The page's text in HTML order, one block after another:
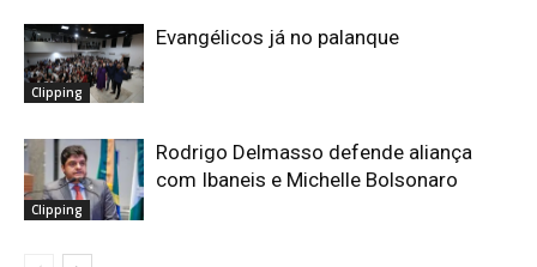
Clipping
Evangélicos já no palanque
Clipping
Rodrigo Delmasso defende aliança
com Ibaneis e Michelle Bolsonaro